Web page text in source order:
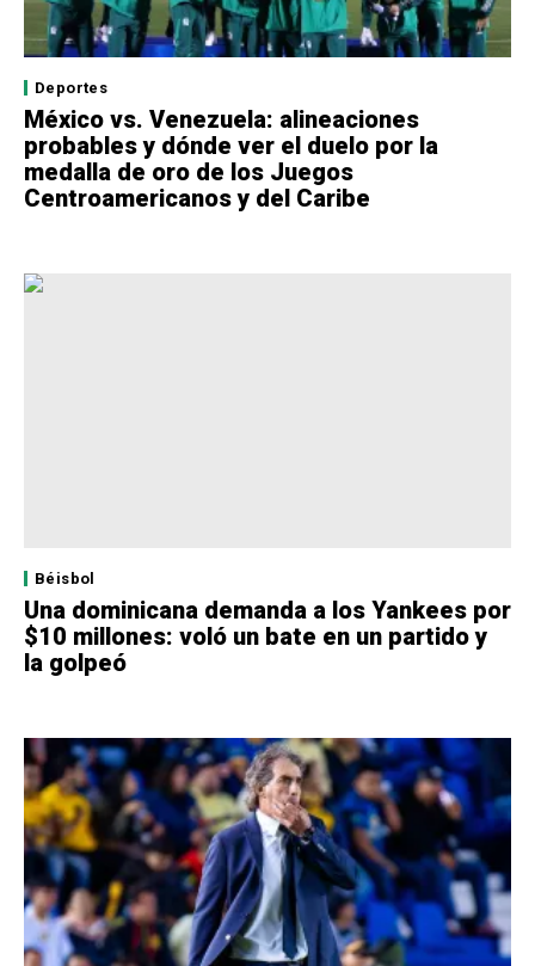
Deportes
México vs. Venezuela: alineaciones
probables y dónde ver el duelo por la
medalla de oro de los Juegos
Centroamericanos y del Caribe
Béisbol
Una dominicana demanda a los Yankees por
$10 millones: voló un bate en un partido y
la golpeó